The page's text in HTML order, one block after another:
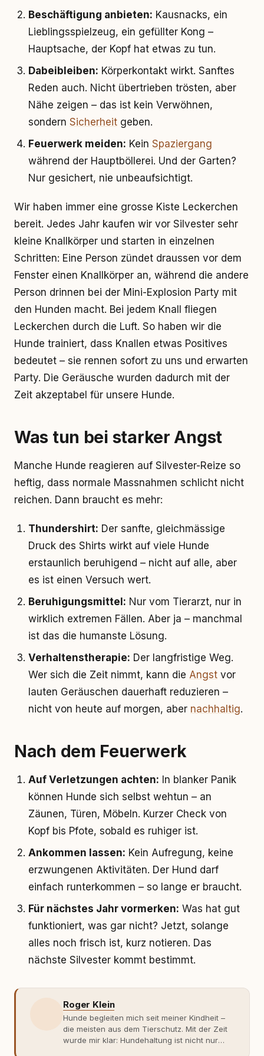
Beschäftigung anbieten: Kausnacks, ein
Lieblingsspielzeug, ein gefüllter Kong –
Hauptsache, der Kopf hat etwas zu tun.
Dabeibleiben: Körperkontakt wirkt. Sanftes
Reden auch. Nicht übertrieben trösten, aber
Nähe zeigen – das ist kein Verwöhnen,
sondern Sicherheit geben.
Feuerwerk meiden: Kein Spaziergang
während der Hauptböllerei. Und der Garten?
Nur gesichert, nie unbeaufsichtigt.
Wir haben immer eine grosse Kiste Leckerchen
bereit. Jedes Jahr kaufen wir vor Silvester sehr
kleine Knallkörper und starten in einzelnen
Schritten: Eine Person zündet draussen vor dem
Fenster einen Knallkörper an, während die andere
Person drinnen bei der Mini-Explosion Party mit
den Hunden macht. Bei jedem Knall fliegen
Leckerchen durch die Luft. So haben wir die
Hunde trainiert, dass Knallen etwas Positives
bedeutet – sie rennen sofort zu uns und erwarten
Party. Die Geräusche wurden dadurch mit der
Zeit akzeptabel für unsere Hunde.
Was tun bei starker Angst
Manche Hunde reagieren auf Silvester-Reize so
heftig, dass normale Massnahmen schlicht nicht
reichen. Dann braucht es mehr:
Thundershirt: Der sanfte, gleichmässige
Druck des Shirts wirkt auf viele Hunde
erstaunlich beruhigend – nicht auf alle, aber
es ist einen Versuch wert.
Beruhigungsmittel: Nur vom Tierarzt, nur in
wirklich extremen Fällen. Aber ja – manchmal
ist das die humanste Lösung.
Verhaltenstherapie: Der langfristige Weg.
Wer sich die Zeit nimmt, kann die Angst vor
lauten Geräuschen dauerhaft reduzieren –
nicht von heute auf morgen, aber nachhaltig.
Nach dem Feuerwerk
Auf Verletzungen achten: In blanker Panik
können Hunde sich selbst wehtun – an
Zäunen, Türen, Möbeln. Kurzer Check von
Kopf bis Pfote, sobald es ruhiger ist.
Ankommen lassen: Kein Aufregung, keine
erzwungenen Aktivitäten. Der Hund darf
einfach runterkommen – so lange er braucht.
Für nächstes Jahr vormerken: Was hat gut
funktioniert, was gar nicht? Jetzt, solange
alles noch frisch ist, kurz notieren. Das
nächste Silvester kommt bestimmt.
Roger Klein
Hunde begleiten mich seit meiner Kindheit –
die meisten aus dem Tierschutz. Mit der Zeit
wurde mir klar: Hundehaltung ist nicht nur